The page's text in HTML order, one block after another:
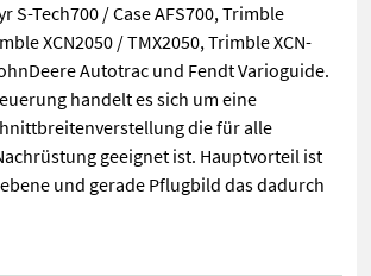
S-Tech700 / Case AFS700, Trimble
XCN2050 / TMX2050, Trimble XCN-
Autotrac und Fendt Varioguide.
handelt es sich um eine
die für alle
geeignet ist. Hauptvorteil ist
und gerade Pflugbild das dadurch
passend für NewHolland